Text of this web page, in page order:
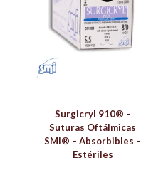
Surgicryl 910® –
Suturas Oftálmicas
SMI® – Absorbibles –
Estériles